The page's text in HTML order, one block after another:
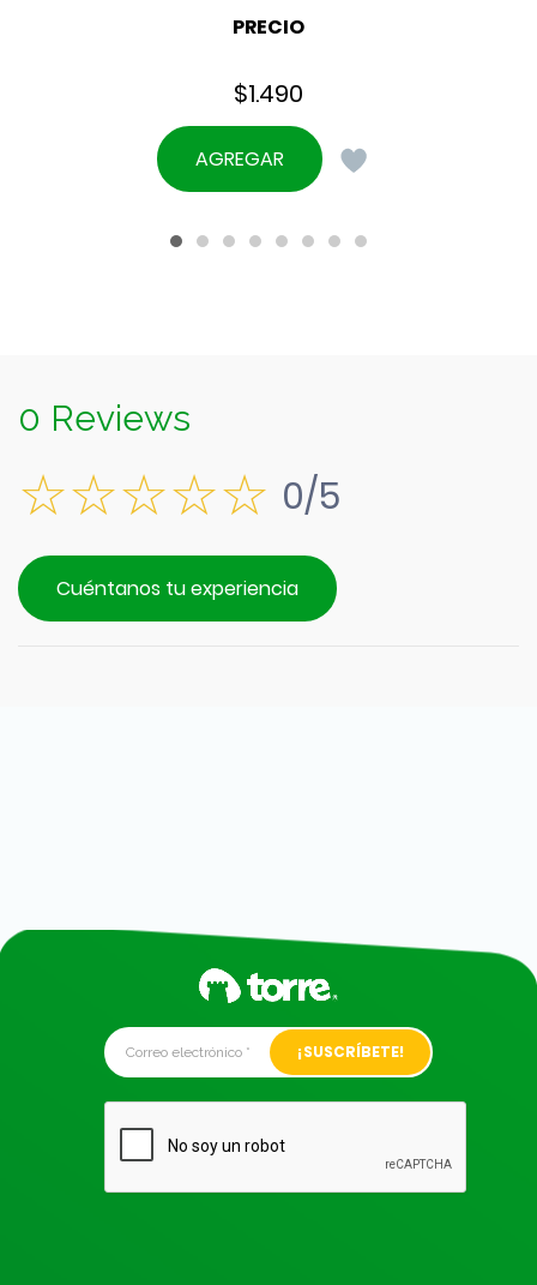
PRECIO
$1.490
AGREGAR
0 Reviews
0/5
Cuéntanos tu experiencia
Alternative: